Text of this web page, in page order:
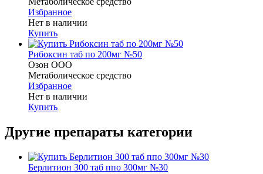
Избранное
Нет в наличии
Купить
Рибоксин таб по 200мг №50
Озон ООО
Метаболическое средство
Избранное
Нет в наличии
Купить
Другие препараты категории
Берлитион 300 таб ппо 300мг №30